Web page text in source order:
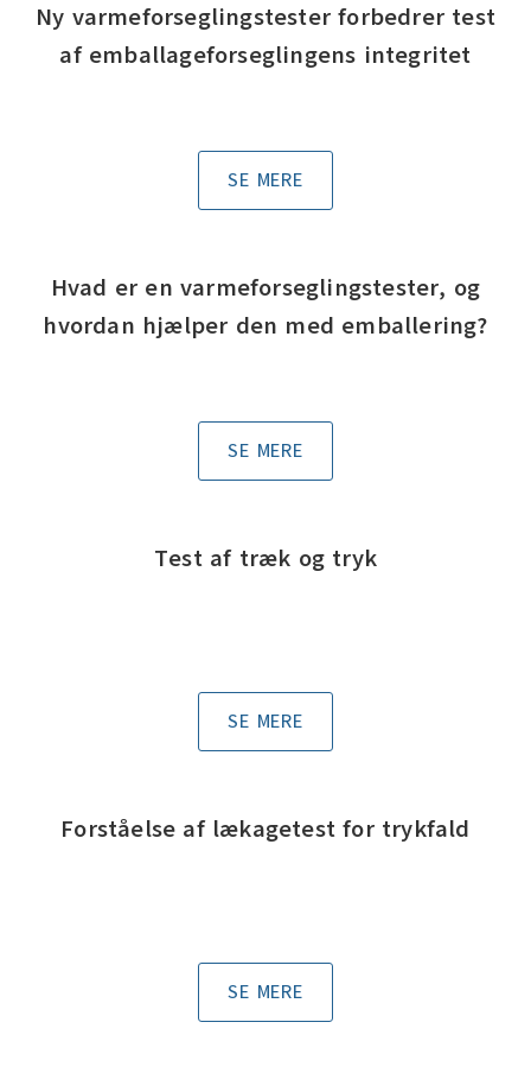
Ny varmeforseglingstester forbedrer test
af emballageforseglingens integritet
SE MERE
Hvad er en varmeforseglingstester, og
hvordan hjælper den med emballering?
SE MERE
Test af træk og tryk
SE MERE
Forståelse af lækagetest for trykfald
SE MERE